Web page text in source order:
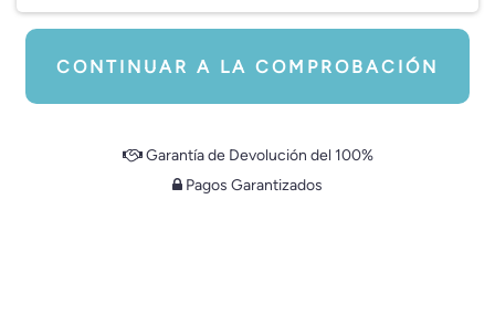
CONTINUAR A LA COMPROBACIÓN
Garantía de Devolución del 100%
Pagos Garantizados